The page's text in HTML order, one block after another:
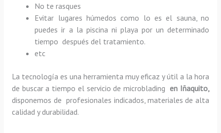
No te rasques
Evitar lugares húmedos como lo es el sauna, no
puedes ir a la piscina ni playa por un determinado
tiempo después del tratamiento.
etc
La tecnología es una herramienta muy eficaz y útil a la hora
de buscar a tiempo el servicio de microblading en Iñaquito,
disponemos de profesionales indicados, materiales de alta
calidad y durabilidad.